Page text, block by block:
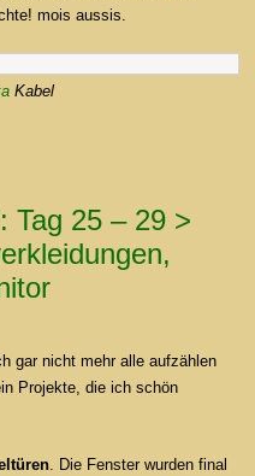
mois aussis.
Kabel
Tag 25 – 29 >
gar nicht mehr alle aufzählen
Projekte, die ich schön
. Die Fenster wurden final